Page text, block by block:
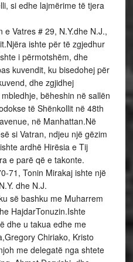
si edhe lajmërime të tjera
Vatres # 29, N.Y.dhe N.J.,
ishte për të zgjedhur
i përmotshëm, dhe
kuvendit, ku bisedohej për
dhe zgjidhej
bëheshin në sallën
të Shënkollit në 48th
në Manhattan.Në
si Vatran, ndjeu një gëzim
ardhë Hirësia e Tij
e parë që e takonte.
71, Tonin Mirakaj ishte një
dhe N.J.
së bashku me Muharrem
HajdarTonuzin.Ishte
dhe u takua edhe me
Chiriako, Kristo
me delegatë nga shtete